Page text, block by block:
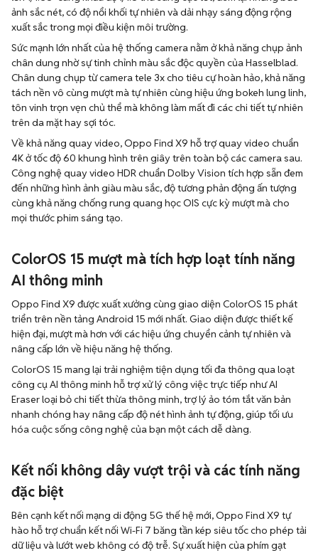
ảnh sắc nét, có độ nổi khối tự nhiên và dải nhạy sáng động rộng
xuất sắc trong mọi điều kiện môi trường.
Sức mạnh lớn nhất của hệ thống camera nằm ở khả năng chụp ảnh
chân dung nhờ sự tinh chỉnh màu sắc độc quyền của Hasselblad.
Chân dung chụp từ camera tele 3x cho tiêu cự hoàn hảo, khả năng
tách nền vô cùng mượt mà tự nhiên cùng hiệu ứng bokeh lung linh,
tôn vinh trọn vẹn chủ thể mà không làm mất đi các chi tiết tự nhiên
trên da mặt hay sợi tóc.
Về khả năng quay video, Oppo Find X9 hỗ trợ quay video chuẩn
4K ở tốc độ 60 khung hình trên giây trên toàn bộ các camera sau.
Công nghệ quay video HDR chuẩn Dolby Vision tích hợp sẵn đem
đến những hình ảnh giàu màu sắc, độ tương phản động ấn tượng
cùng khả năng chống rung quang học OIS cực kỳ mượt mà cho
mọi thước phim sáng tạo.
ColorOS 15 mượt mà tích hợp loạt tính năng
AI thông minh
Oppo Find X9 được xuất xưởng cùng giao diện ColorOS 15 phát
triển trên nền tảng Android 15 mới nhất. Giao diện được thiết kế
hiện đại, mượt mà hơn với các hiệu ứng chuyển cảnh tự nhiên và
nâng cấp lớn về hiệu năng hệ thống.
ColorOS 15 mang lại trải nghiệm tiện dụng tối đa thông qua loạt
công cụ AI thông minh hỗ trợ xử lý công việc trực tiếp như AI
Eraser loại bỏ chi tiết thừa thông minh, trợ lý ảo tóm tắt văn bản
nhanh chóng hay nâng cấp độ nét hình ảnh tự động, giúp tối ưu
hóa cuộc sống công nghệ của bạn một cách dễ dàng.
Kết nối không dây vượt trội và các tính năng
đặc biệt
Bên cạnh kết nối mạng di động 5G thế hệ mới, Oppo Find X9 tự
hào hỗ trợ chuẩn kết nối Wi-Fi 7 băng tần kép siêu tốc cho phép tải
dữ liệu và lướt web không có độ trễ. Sự xuất hiện của phím gạt